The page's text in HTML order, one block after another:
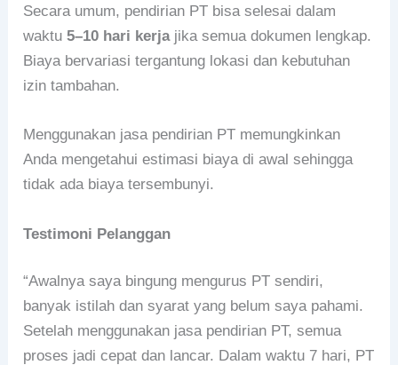
Secara umum, pendirian PT bisa selesai dalam
waktu5–10 hari kerjajika semua dokumen lengkap.
Biaya bervariasi tergantung lokasi dan kebutuhan
izin tambahan.
Menggunakan jasa pendirian PT memungkinkan
Anda mengetahui estimasi biaya di awal sehingga
tidak ada biaya tersembunyi.
Testimoni Pelanggan
“Awalnya saya bingung mengurus PT sendiri,
banyak istilah dan syarat yang belum saya pahami.
Setelah menggunakan jasa pendirian PT, semua
proses jadi cepat dan lancar. Dalam waktu 7 hari, PT